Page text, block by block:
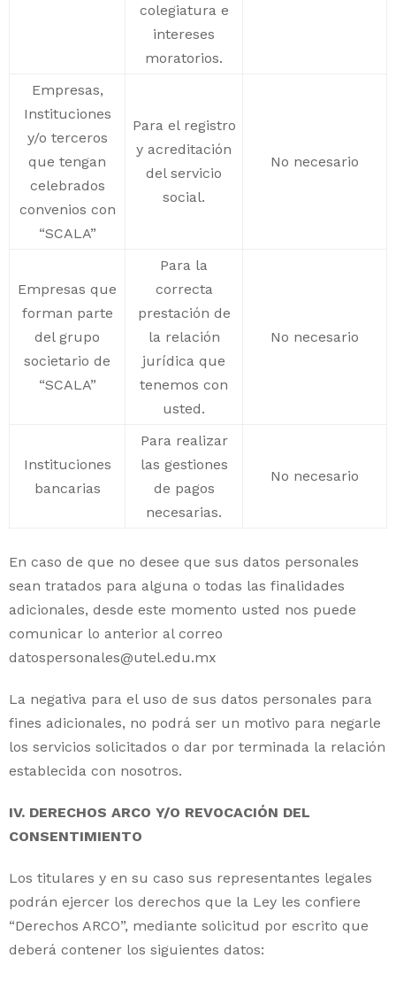
colegiatura e
intereses
moratorios.
Empresas,
Instituciones
y/o terceros
que tengan
celebrados
convenios con
“SCALA”
Para el registro
y acreditación
del servicio
social.
No necesario
Empresas que
forman parte
del grupo
societario de
“SCALA”
Para la
correcta
prestación de
la relación
jurídica que
tenemos con
usted.
No necesario
Instituciones
bancarias
Para realizar
las gestiones
de pagos
necesarias.
No necesario
En caso de que no desee que sus datos personales
sean tratados para alguna o todas las finalidades
adicionales, desde este momento usted nos puede
comunicar lo anterior al correo
datospersonales@utel.edu.mx
La negativa para el uso de sus datos personales para
fines adicionales, no podrá ser un motivo para negarle
los servicios solicitados o dar por terminada la relación
establecida con nosotros.
IV. DERECHOS ARCO Y/O REVOCACIÓN DEL
CONSENTIMIENTO
Los titulares y en su caso sus representantes legales
podrán ejercer los derechos que la Ley les confiere
“Derechos ARCO”, mediante solicitud por escrito que
deberá contener los siguientes datos: